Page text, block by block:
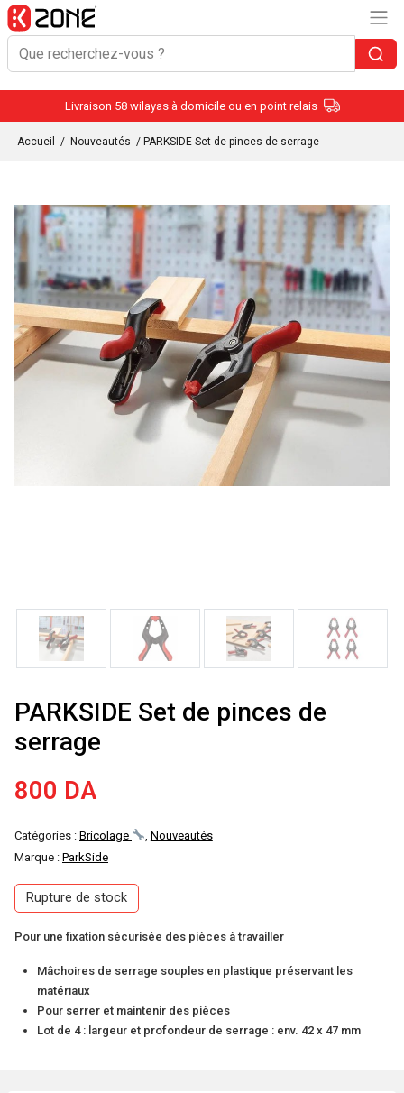
Livraison 58 wilayas à domicile ou en point relais
Accueil / Nouveautés / PARKSIDE Set de pinces de serrage
PARKSIDE Set de pinces de
serrage
800 DA
Catégories : Bricolage , Nouveautés
Marque : ParkSide
Rupture de stock
Pour une fixation sécurisée des pièces à travailler
Mâchoires de serrage souples en plastique préservant les
matériaux
Pour serrer et maintenir des pièces
Lot de 4 : largeur et profondeur de serrage : env. 42 x 47 mm